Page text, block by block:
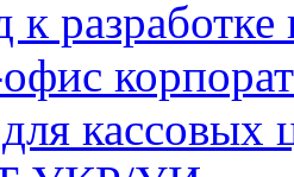
к
кассовых